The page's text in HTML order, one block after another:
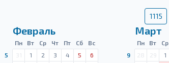
1115
Февраль
Пн Вт Ср Чт Пт Сб
Вс
5
31 1 2 3 4 5
6
Март
Пн Вт Ср
9
28 29 1